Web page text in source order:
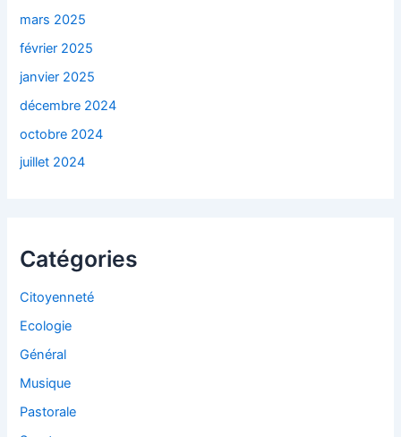
mars 2025
février 2025
janvier 2025
décembre 2024
octobre 2024
juillet 2024
Catégories
Citoyenneté
Ecologie
Général
Musique
Pastorale